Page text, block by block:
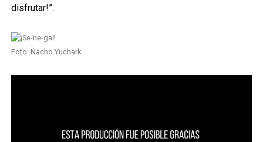
disfrutar!”.
Foto: Nacho Yuchark